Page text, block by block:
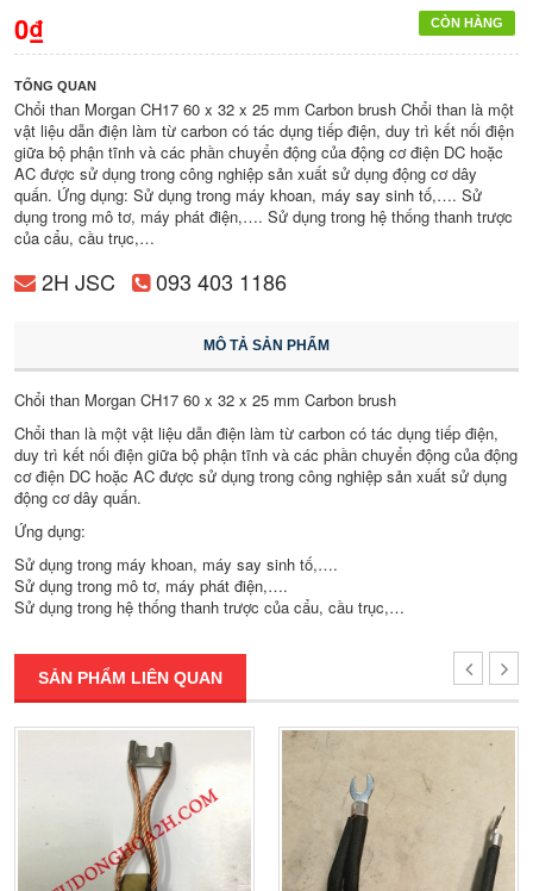
CÒN HÀNG
0₫
TỔNG QUAN
Chổi than Morgan CH17 60 x 32 x 25 mm Carbon brush Chổi than là một
vật liệu dẫn điện làm từ carbon có tác dụng tiếp điện, duy trì kết nối điện
giữa bộ phận tĩnh và các phần chuyển động của động cơ điện DC hoặc
AC được sử dụng trong công nghiệp sản xuất sử dụng động cơ dây
quấn. Ứng dụng: Sử dụng trong máy khoan, máy say sinh tố,…. Sử
dụng trong mô tơ, máy phát điện,…. Sử dụng trong hệ thống thanh trược
của cẩu, cầu trục,…
2H JSC 093 403 1186
MÔ TẢ SẢN PHẨM
Chổi than Morgan CH17 60 x 32 x 25 mm Carbon brush
Chổi than là một vật liệu dẫn điện làm từ carbon có tác dụng tiếp điện,
duy trì kết nối điện giữa bộ phận tĩnh và các phần chuyển động của động
cơ điện DC hoặc AC được sử dụng trong công nghiệp sản xuất sử dụng
động cơ dây quấn.
Ứng dụng:
Sử dụng trong máy khoan, máy say sinh tố,….
Sử dụng trong mô tơ, máy phát điện,….
Sử dụng trong hệ thống thanh trược của cẩu, cầu trục,…
SẢN PHẨM LIÊN QUAN